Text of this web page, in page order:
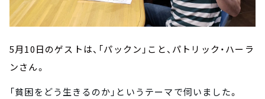
5月10日のゲストは、「パックン」こと、パトリック・ハーラ
ンさん。
「貧困をどう生きるのか」というテーマで伺いました。